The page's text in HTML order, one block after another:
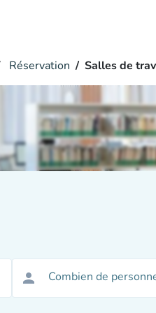
Réservation Salles de
person Combien de